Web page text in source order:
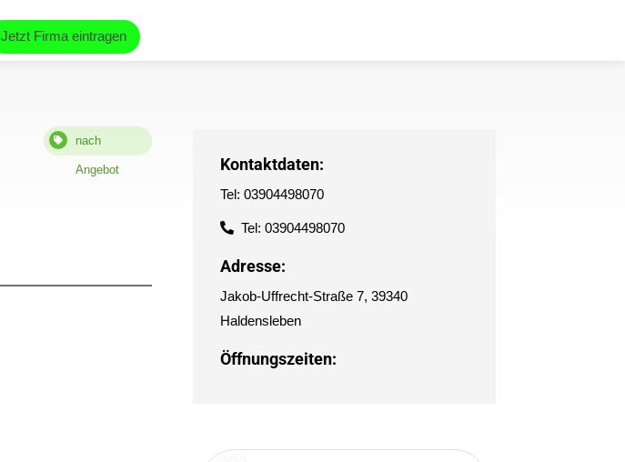
Jetzt Firma eintragen
nach
Angebot Kontaktdaten:
Tel: 03904498070
Tel: 03904498070
Adresse:
Jakob-Uffrecht-Straße 7, 39340
Haldensleben
Öffnungszeiten: